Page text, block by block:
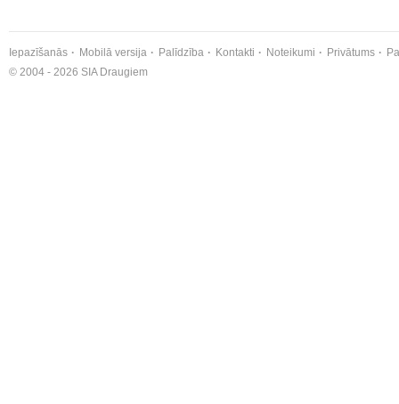
Iepazīšanās Mobilā versija Palīdzība Kontakti Noteikumi Privātums
© 2004 - 2026 SIA Draugiem